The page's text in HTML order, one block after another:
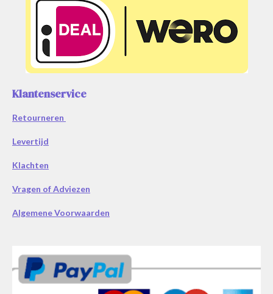
Klantenservice
Retourneren
Levertijd
Klachten
Vragen of Adviezen
Algemene Voorwaarden